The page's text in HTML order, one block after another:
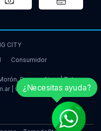
CITY
Consumidor
Buenos Aires | Tel:
www.gamingcity.com.ar
¿Necesitas ayuda?